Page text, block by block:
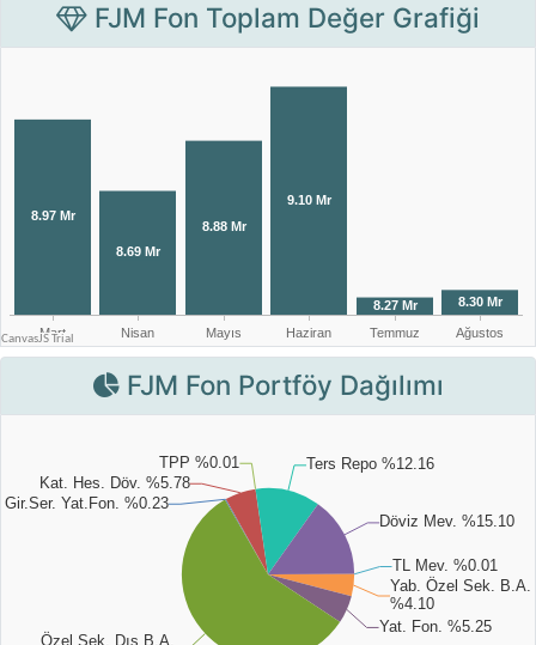
FJM Fon Toplam Değer Grafiği
FJM Fon Portföy Dağılımı